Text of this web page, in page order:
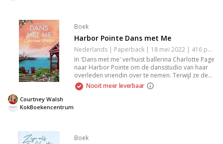
Boek
Harbor Pointe Dans met Me
Nederlands | Paperback | 18 mei 2022 | 416 pagina's | 9789029732505
In 'Dans met me' verhuist ballerina Charlotte Page
naar Harbor Pointe om de dansstudio van haar
overleden vriendin over te nemen. Terwijl ze de
droom van haar vriendin voortzet, ontmoet ze
Cole, die door een gebroken hart niet meer in
Nooit meer leverbaar
KokBoekencentrum
Courtney Walsh
Boek